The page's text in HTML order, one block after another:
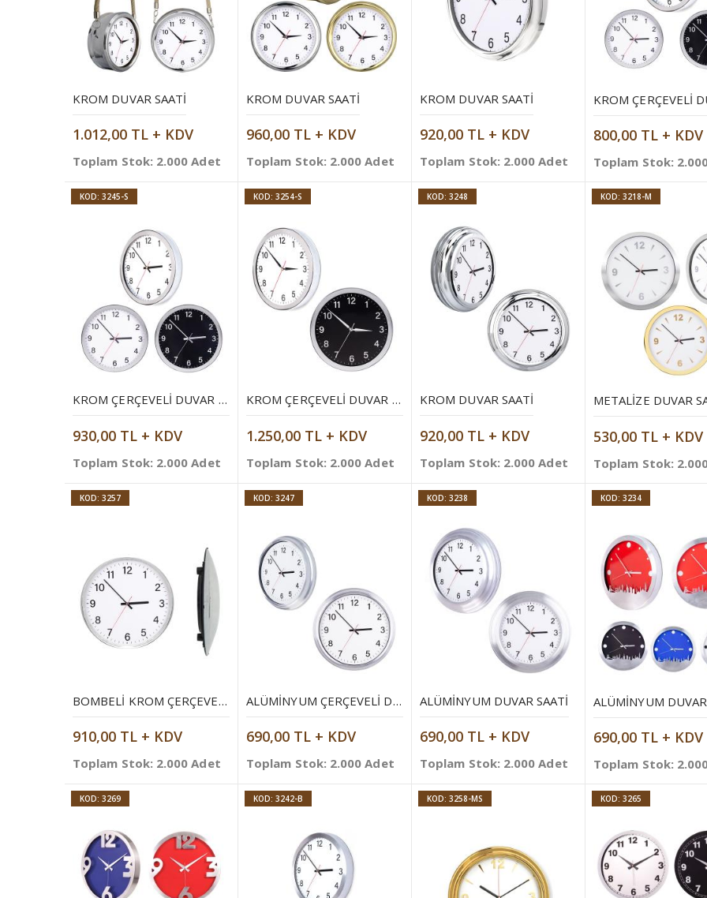
KROM DUVAR SAATI
1.012,00 TL + KDV
Toplam Stok: 2.000 Adet
KROM DUVAR SAATI
960,00 TL + KDV
Toplam Stok: 2.000 Adet
KROM DUVAR SAATI
920,00 TL + KDV
Toplam Stok: 2.000 Adet
800,00 TL + KDV
Toplam Stok:
KOD: 3245-S
KROM ÇERÇEVELI DUVAR SAATI
930,00 TL + KDV
Toplam Stok: 2.000 Adet
KOD: 3254-S
KROM ÇERÇEVELI DUVAR SAATI
1.250,00 TL + KDV
Toplam Stok: 2.000 Adet
KOD: 3248
KROM DUVAR SAATI
920,00 TL + KDV
Toplam Stok: 2.000 Adet
KOD: 3218-M
METALIZE DUVAR
530,00 TL + KDV
Toplam Stok:
KOD: 3257
BOMBELI KROM ÇERÇEVE DUVAR SAATI
910,00 TL + KDV
Toplam Stok: 2.000 Adet
KOD: 3247
ALÜMINYUM ÇERÇEVELI DUVAR SAATI
690,00 TL + KDV
Toplam Stok: 2.000 Adet
KOD: 3238
ALÜMINYUM DUVAR SAATI
690,00 TL + KDV
Toplam Stok: 2.000 Adet
KOD: 3234
ALÜMINYUM
690,00 TL + KDV
Toplam Stok:
KOD: 3269 KOD: 3242-B KOD: 3258-MS KOD: 3265